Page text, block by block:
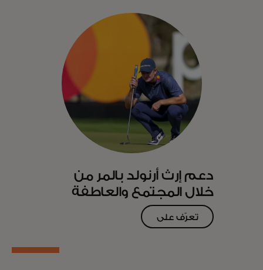
دعم إرث أرنولد بالمر من
خلال المجتمع والعاطفة
تعرّف على